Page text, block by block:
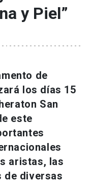
y Piel”
de
los días 15
San
este
aristas, las
de diversas